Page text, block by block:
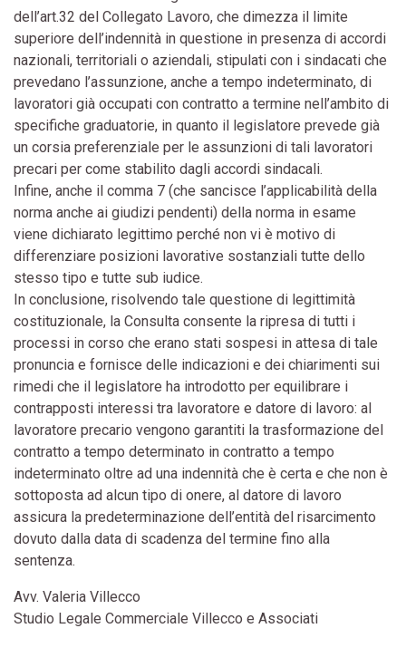
dell’art.32 del Collegato Lavoro, che dimezza il limite
superiore dell’indennità in questione in presenza di accordi
nazionali, territoriali o aziendali, stipulati con i sindacati che
prevedano l’assunzione, anche a tempo indeterminato, di
lavoratori già occupati con contratto a termine nell’ambito di
specifiche graduatorie, in quanto il legislatore prevede già
un corsia preferenziale per le assunzioni di tali lavoratori
precari per come stabilito dagli accordi sindacali.
Infine, anche il comma 7 (che sancisce l’applicabilità della
norma anche ai giudizi pendenti) della norma in esame
viene dichiarato legittimo perché non vi è motivo di
differenziare posizioni lavorative sostanziali tutte dello
stesso tipo e tutte sub iudice.
In conclusione, risolvendo tale questione di legittimità
costituzionale, la Consulta consente la ripresa di tutti i
processi in corso che erano stati sospesi in attesa di tale
pronuncia e fornisce delle indicazioni e dei chiarimenti sui
rimedi che il legislatore ha introdotto per equilibrare i
contrapposti interessi tra lavoratore e datore di lavoro: al
lavoratore precario vengono garantiti la trasformazione del
contratto a tempo determinato in contratto a tempo
indeterminato oltre ad una indennità che è certa e che non è
sottoposta ad alcun tipo di onere, al datore di lavoro
assicura la predeterminazione dell’entità del risarcimento
dovuto dalla data di scadenza del termine fino alla
sentenza.
Avv. Valeria Villecco
Studio Legale Commerciale Villecco e Associati